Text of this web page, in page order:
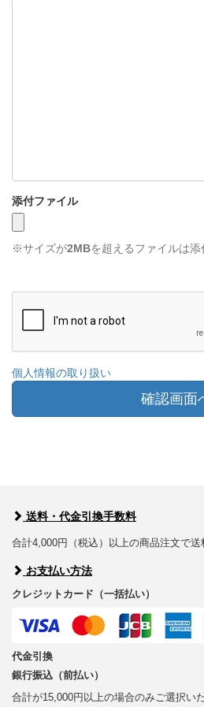
添付ファイル
※サイズが2MBを超えるファイルは添
個人情報の取り扱い
確認画面
送料・代金引換手数料
合計4,000円（税込）以上の商品注文で送
お支払い方法
クレジットカード（一括払い）
代金引換
銀行振込（前払い）
合計が15,000円以上の場合のみご選択い